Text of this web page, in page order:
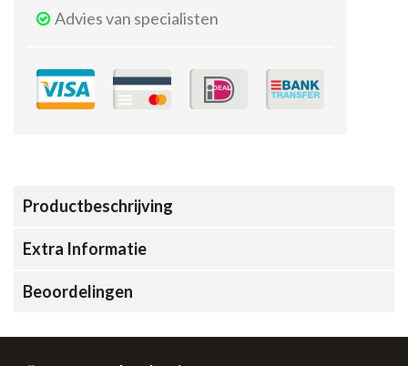
Advies van specialisten
Productbeschrijving
Extra Informatie
Beoordelingen